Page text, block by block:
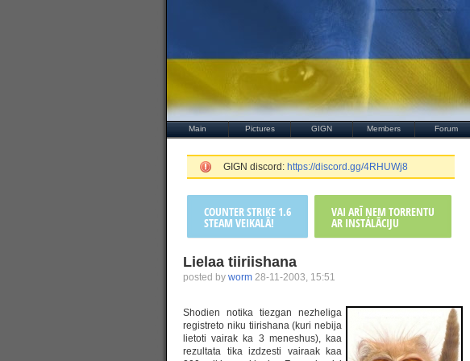
Main Pictures GIGN Members Forum
GIGN discord: https://discord.gg/4RHUWj8
COUNTER STRIKE 1.6
STEAM VEIKALĀ!
VAI ARĪ ŅEM TORRENTU
AR INSTALĀCIJU
Lielaa tiiriishana
posted by worm 28-11-2003, 15:51
Shodien notika tiezgan nezheliga
registreto niku tiirishana (kuri nebija
lietoti vairak ka 3 meneshus), kaa
rezultata tika izdzesti vairaak kaa